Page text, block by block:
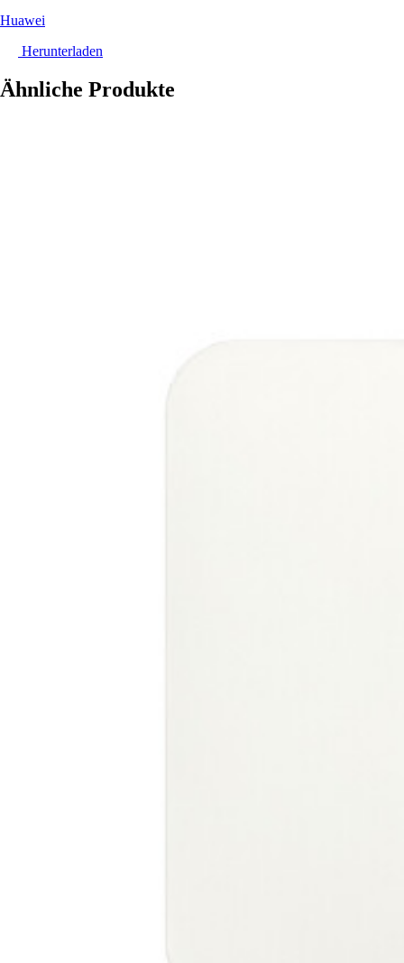
Huawei
Herunterladen
Ähnliche Produkte